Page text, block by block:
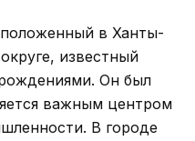
в Ханты-
известный
Он был
важным центром
В городе